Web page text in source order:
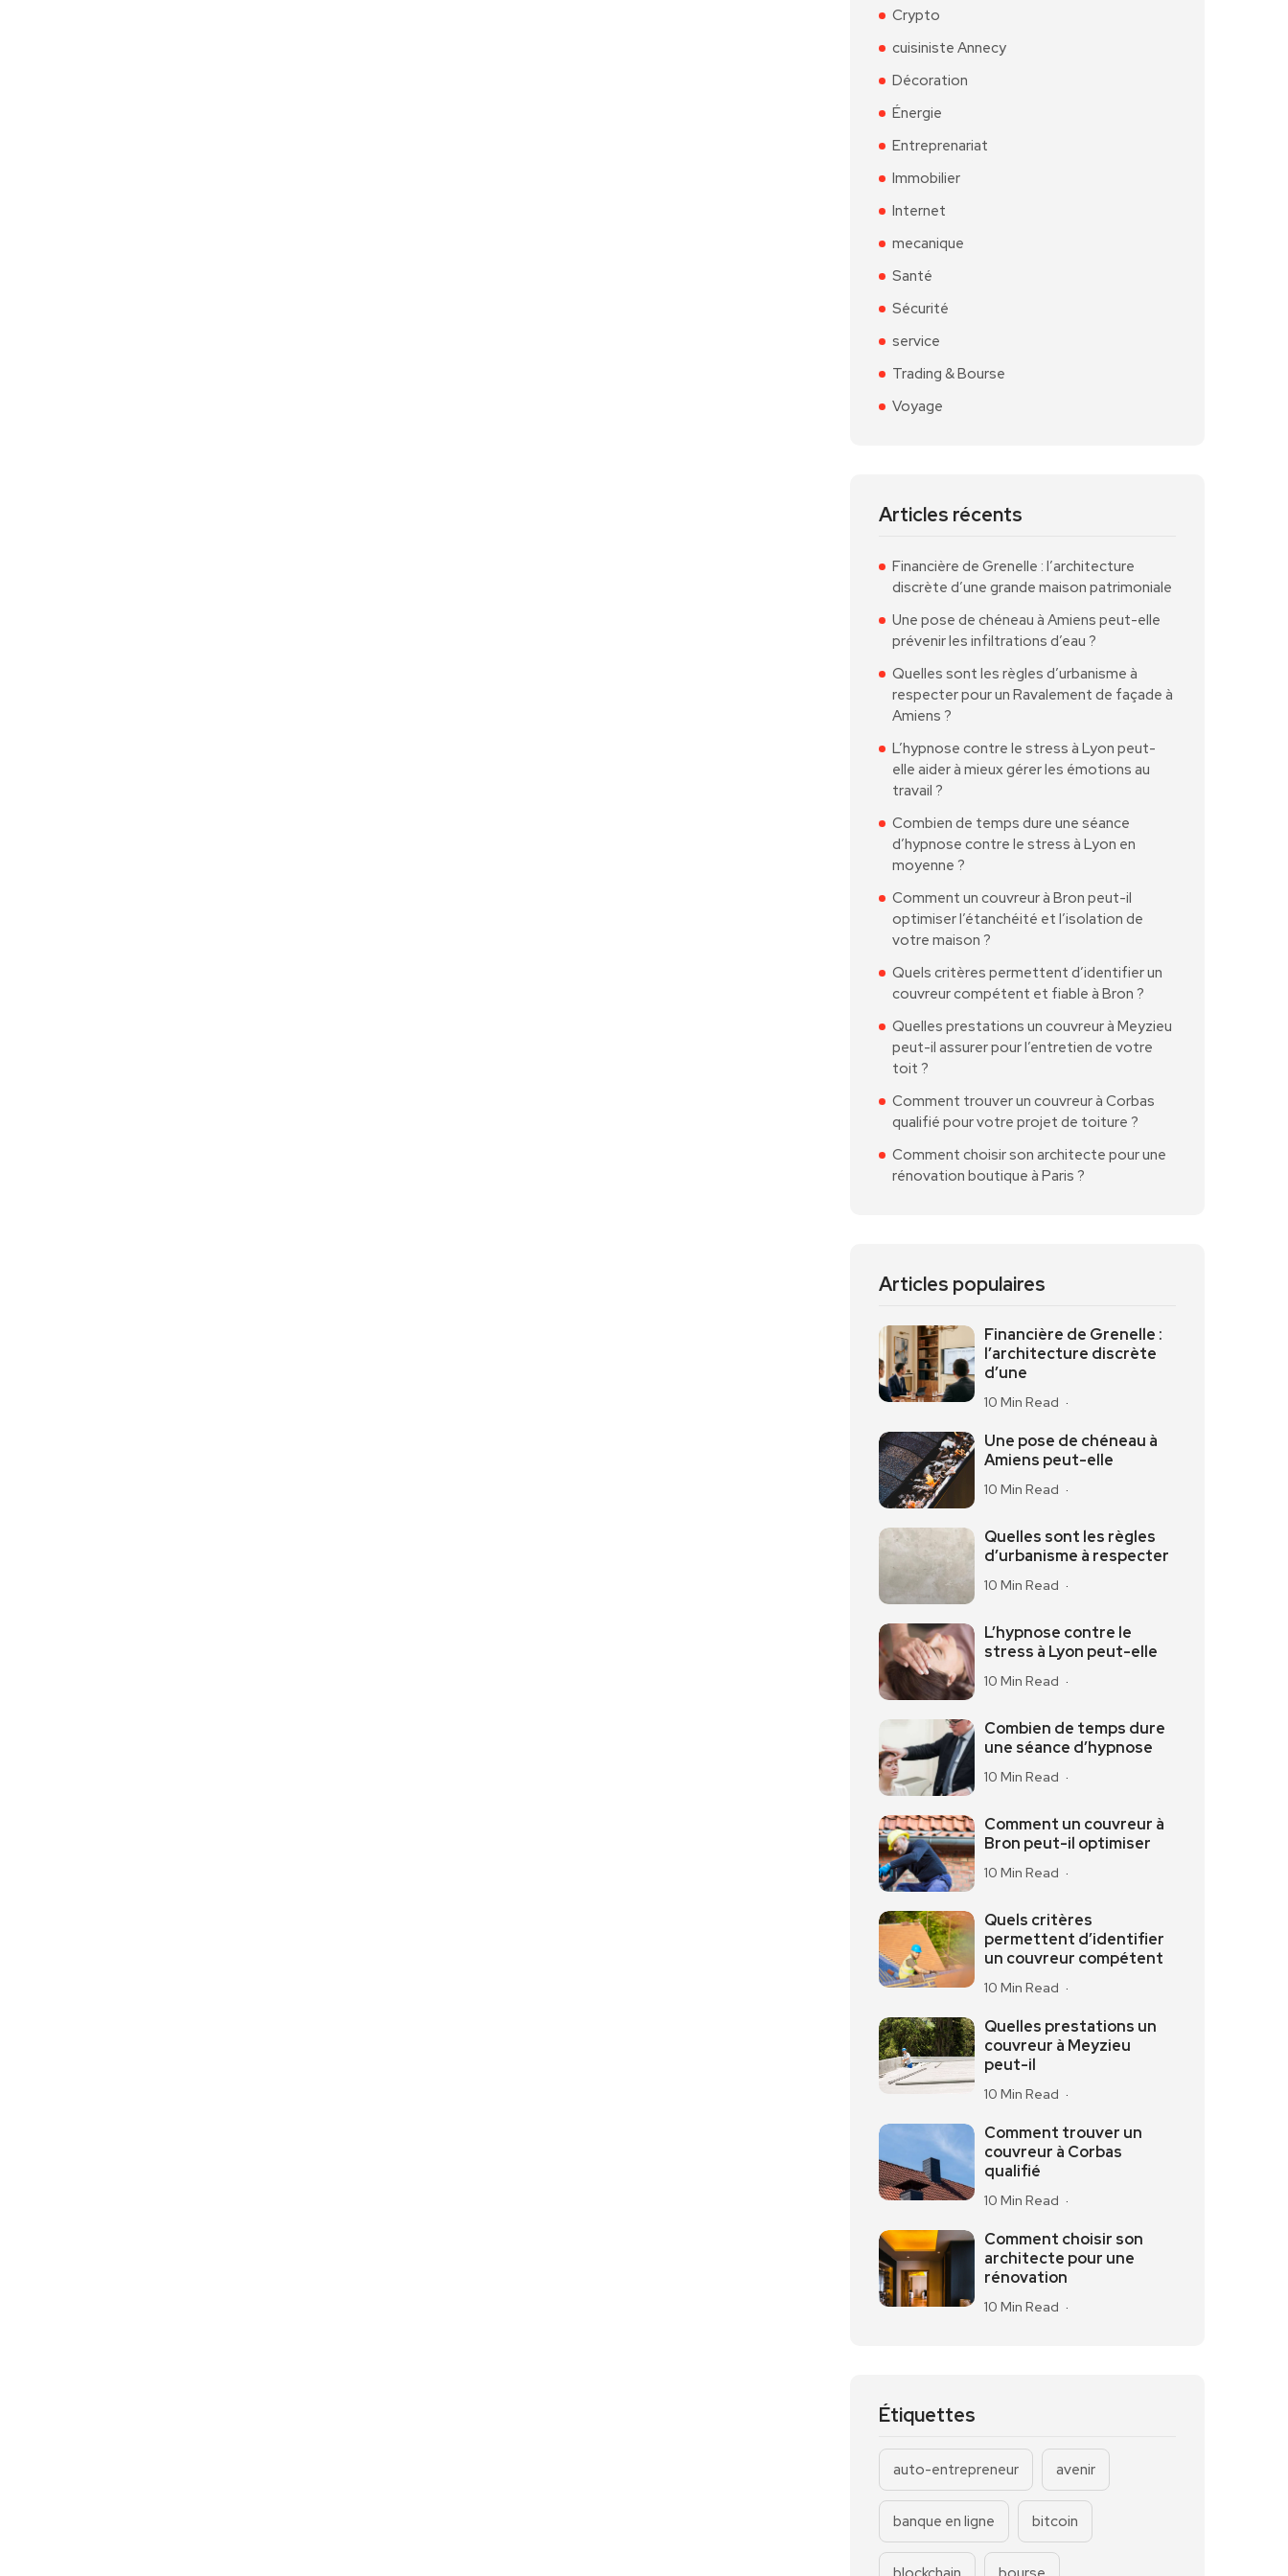
Crypto
cuisiniste Annecy
Décoration
Énergie
Entreprenariat
Immobilier
Internet
mecanique
Santé
Sécurité
service
Trading & Bourse
Voyage
Articles récents
Financière de Grenelle : l’architecture
discrète d’une grande maison patrimoniale
Une pose de chéneau à Amiens peut-elle
prévenir les infiltrations d’eau ?
Quelles sont les règles d’urbanisme à
respecter pour un Ravalement de façade à
Amiens ?
L’hypnose contre le stress à Lyon peut-
elle aider à mieux gérer les émotions au
travail ?
Combien de temps dure une séance
d’hypnose contre le stress à Lyon en
moyenne ?
Comment un couvreur à Bron peut-il
optimiser l’étanchéité et l’isolation de
votre maison ?
Quels critères permettent d’identifier un
couvreur compétent et fiable à Bron ?
Quelles prestations un couvreur à Meyzieu
peut-il assurer pour l’entretien de votre
toit ?
Comment trouver un couvreur à Corbas
qualifié pour votre projet de toiture ?
Comment choisir son architecte pour une
rénovation boutique à Paris ?
Articles populaires
Financière de Grenelle :
l’architecture discrète
d’une
10 Min Read
Une pose de chéneau à
Amiens peut-elle
10 Min Read
Quelles sont les règles
d’urbanisme à respecter
10 Min Read
L’hypnose contre le
stress à Lyon peut-elle
10 Min Read
Combien de temps dure
une séance d’hypnose
10 Min Read
Comment un couvreur à
Bron peut-il optimiser
10 Min Read
Quels critères
permettent d’identifier
un couvreur compétent
10 Min Read
Quelles prestations un
couvreur à Meyzieu
peut-il
10 Min Read
Comment trouver un
couvreur à Corbas
qualifié
10 Min Read
Comment choisir son
architecte pour une
rénovation
10 Min Read
Étiquettes
auto-entrepreneur avenir
banque en ligne bitcoin